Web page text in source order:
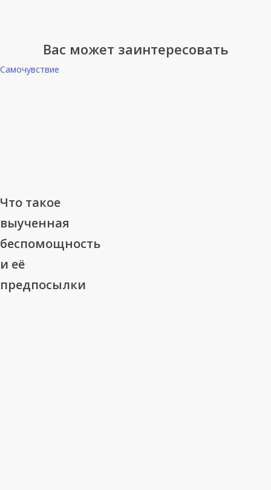
Вас может заинтересовать
Самочувствие
Что
выученная
беспомощность
и
предпосылки
Что такое
выученная
беспомощность
и её
предпосылки